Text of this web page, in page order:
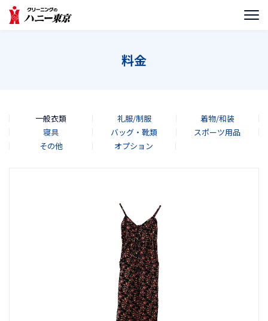
料金
一般衣類 礼服/制服
着物/和装
寝具
バッグ・靴類
スポーツ用品
その他
オプション